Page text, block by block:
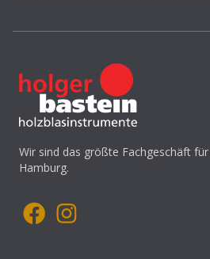
Wir sind das größte Fachgeschäft
Hamburg.